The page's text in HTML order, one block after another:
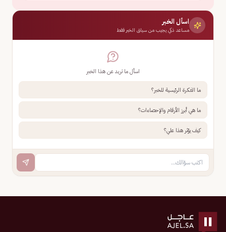
اسأل الخبر
مساعد ذكي يجيب من سياق الخبر فقط
اسأل ما تريد عن هذا الخبر
ما الفكرة الرئيسية للخبر؟
ما هي أبرز الأرقام والإحصاءات؟
كيف يؤثر هذا علي؟